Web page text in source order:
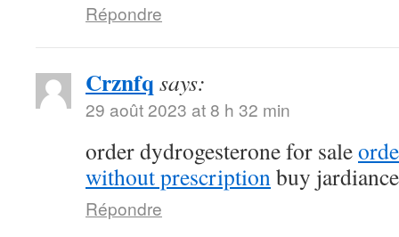
Répondre
Crznfq says:
29 août 2023 at 8 h 32 min
order dydrogesterone for sale
without prescriptionbuy
Répondre